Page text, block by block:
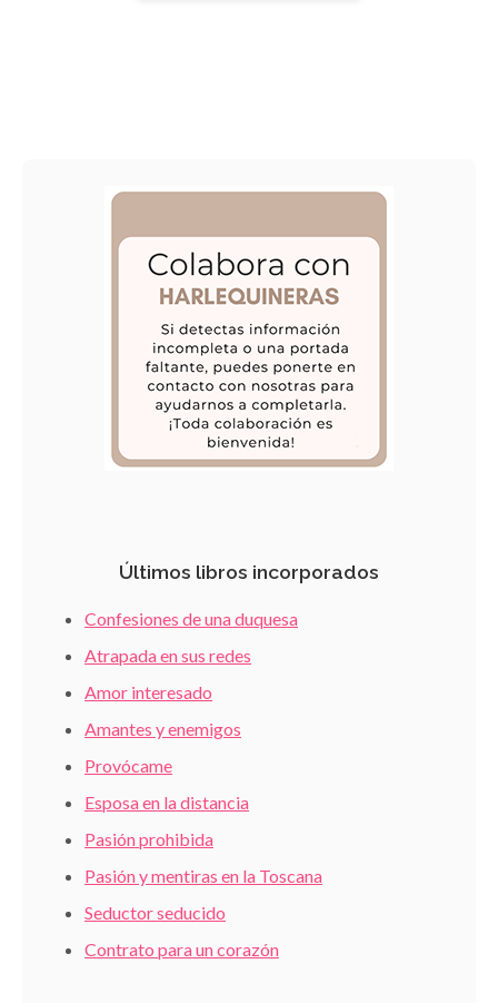
Últimos libros incorporados
Confesiones de una duquesa
Atrapada en sus redes
Amor interesado
Amantes y enemigos
Provócame
Esposa en la distancia
Pasión prohibida
Pasión y mentiras en la Toscana
Seductor seducido
Contrato para un corazón